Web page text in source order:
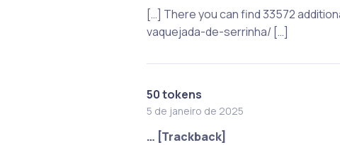
[…] There you can find 33572
vaquejada-de-serrinha/ […]
50 tokens
5 de janeiro de 2025
… [Trackback]